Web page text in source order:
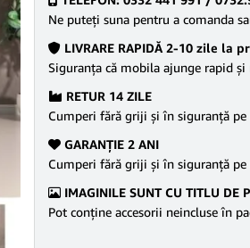
Ne puteţi suna pentru a comanda
LIVRARE RAPIDĂ 2-10 zile la
Siguranţa că mobila ajunge rapid şi
RETUR 14 ZILE
Cumperi fără griji şi în siguranţă
GARANŢIE 2 ANI
Cumperi fără griji şi în siguranţă
IMAGINILE SUNT CU TITLU DE
Pot conține accesorii neincluse în